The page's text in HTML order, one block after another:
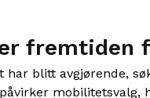
blitt avgjørende,